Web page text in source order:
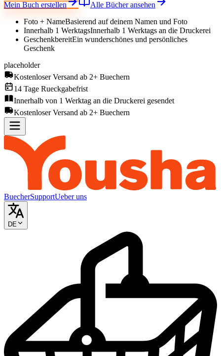
Mein Buch erstellen
Alle Bücher ansehen
Foto + NameBasierend auf deinem Namen und Foto
Innerhalb 1 WerktagsInnerhalb 1 Werktags an die Druckerei
GeschenkbereitEin wunderschönes und persönliches
Geschenk
placeholder
Kostenloser Versand ab 2+ Buechern
14 Tage Rueckgabefrist
Innerhalb von 1 Werktag an die Druckerei gesendet
Kostenloser Versand ab 2+ Buechern
BuecherSupportUeber uns
DE